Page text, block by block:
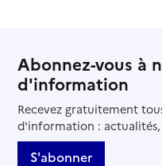
Abonnez-vous à
d'information
Recevez gratuitement
d'information : actualités,
S'abonner